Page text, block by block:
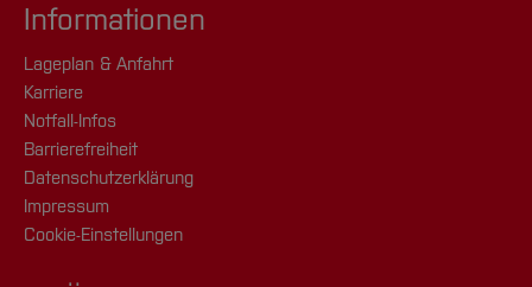
Informationen
Lageplan & Anfahrt
Karriere
Notfall-Infos
Barrierefreiheit
Datenschutzerklärung
Impressum
Cookie-Einstellungen